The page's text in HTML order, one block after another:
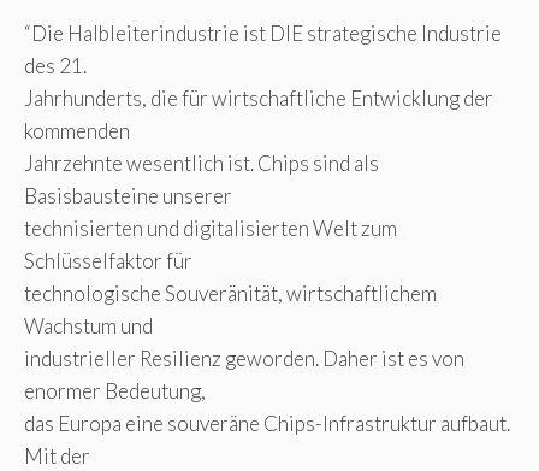
“Die Halbleiterindustrie ist DIE strategische Industrie
des 21.
Jahrhunderts, die für wirtschaftliche Entwicklung der
kommenden
Jahrzehnte wesentlich ist. Chips sind als
Basisbausteine unserer
technisierten und digitalisierten Welt zum
Schlüsselfaktor für
technologische Souveränität, wirtschaftlichem
Wachstum und
industrieller Resilienz geworden. Daher ist es von
enormer Bedeutung,
das Europa eine souveräne Chips-Infrastruktur aufbaut.
Mit der